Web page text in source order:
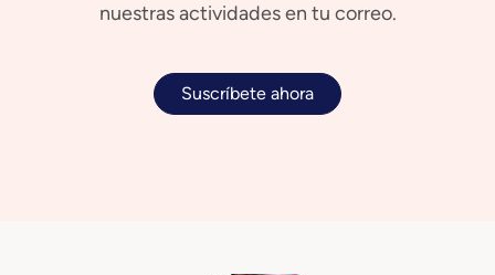
nuestras actividades en tu correo.
Suscríbete ahora